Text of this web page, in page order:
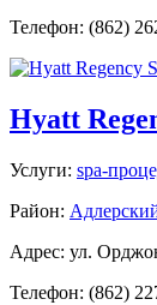
Телефон: (862)
Hyatt
Услуги: spa-
Район:
Адрес: ул.
Телефон: (862)